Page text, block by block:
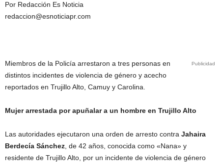
Por Redacción Es Noticia
redaccion@esnoticiapr.com
Publicidad
Miembros de la Policía arrestaron a tres personas en
distintos incidentes de violencia de género y acecho
reportados en Trujillo Alto, Camuy y Carolina.
Mujer arrestada por apuñalar a un hombre en Trujillo Alto
Las autoridades ejecutaron una orden de arresto contra Jahaira
Berdecía Sánchez , de 42 años, conocida como «Nana» y
residente de Trujillo Alto, por un incidente de violencia de género